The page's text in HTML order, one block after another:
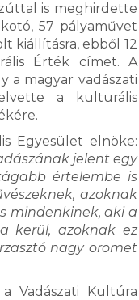
is meghirdette
57 pályaművet
kiállításra, ebből 12
Érték címet. A
a magyar vadászati
a kulturális
Egyesület elnöke:
jelent egy
értelembe is
azoknak
mindenkinek, aki a
kerül, azoknak ez
nagy örömet
Vadászati Kultúra